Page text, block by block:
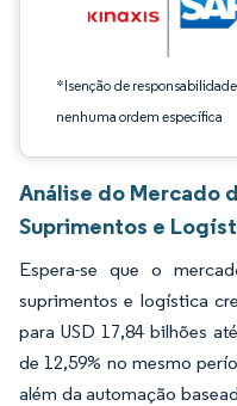
*Isenção de
nenhuma ordem específica
Análise do Mercado
Suprimentos e
Espera-se que o
suprimentos e logística
para USD 17,84 bilhões
de 12,59% no mesmo
além da automação